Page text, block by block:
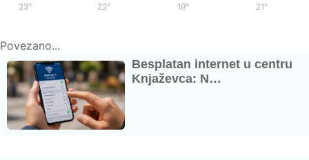
23° 22° 19° 21°
Povezano...
Besplatan internet u centru
Knjaževca: N…